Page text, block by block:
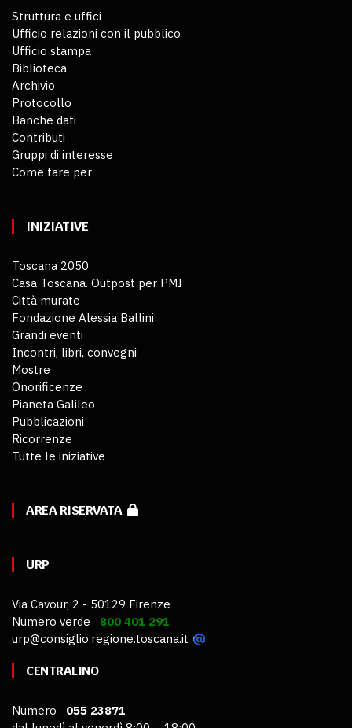
Struttura e uffici
Ufficio relazioni con il pubblico
Ufficio stampa
Biblioteca
Archivio
Protocollo
Banche dati
Contributi
Gruppi di interesse
Come fare per
INIZIATIVE
Toscana 2050
Casa Toscana. Outpost per PMI
Città murate
Fondazione Alessia Ballini
Grandi eventi
Incontri, libri, convegni
Mostre
Onorificenze
Pianeta Galileo
Pubblicazioni
Ricorrenze
Tutte le iniziative
AREA RISERVATA
URP
Via Cavour, 2 - 50129 Firenze
Numero verde 800 401 291
urp@consiglio.regione.toscana.it
CENTRALINO
Numero 055 23871